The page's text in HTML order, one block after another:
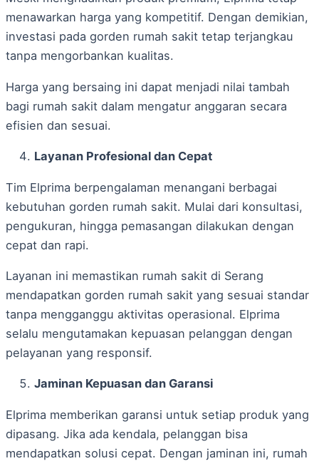
menawarkan harga yang kompetitif. Dengan demikian,
investasi pada gorden rumah sakit tetap terjangkau
tanpa mengorbankan kualitas.
Harga yang bersaing ini dapat menjadi nilai tambah
bagi rumah sakit dalam mengatur anggaran secara
efisien dan sesuai.
Layanan Profesional dan Cepat
Tim Elprima berpengalaman menangani berbagai
kebutuhan gorden rumah sakit. Mulai dari konsultasi,
pengukuran, hingga pemasangan dilakukan dengan
cepat dan rapi.
Layanan ini memastikan rumah sakit di Serang
mendapatkan gorden rumah sakit yang sesuai standar
tanpa mengganggu aktivitas operasional. Elprima
selalu mengutamakan kepuasan pelanggan dengan
pelayanan yang responsif.
Jaminan Kepuasan dan Garansi
Elprima memberikan garansi untuk setiap produk yang
dipasang. Jika ada kendala, pelanggan bisa
mendapatkan solusi cepat. Dengan jaminan ini, rumah